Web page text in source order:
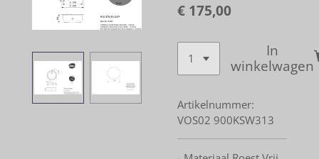
€ 175,00
In
winkelwagen
Artikelnummer:
VOS02 900KSW313